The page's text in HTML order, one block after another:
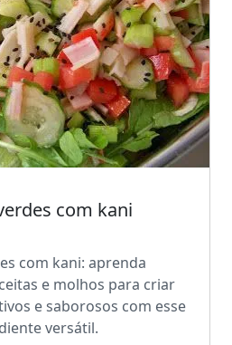
com kani
com kani: aprenda
e molhos para criar
e saborosos com esse
versátil.